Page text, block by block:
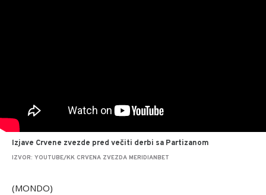
Izjave Crvene zvezde pred večiti derbi sa Partizanom
IZVOR: YOUTUBE/KK CRVENA ZVEZDA MERIDIANBET
(MONDO)